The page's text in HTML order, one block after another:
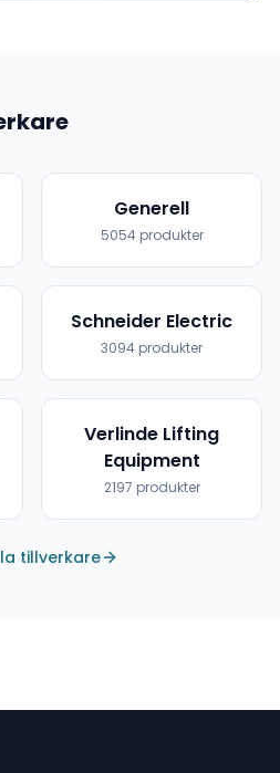
Generell
5054produkter
Schneider Electric
3094 produkter
Verlinde Lifting
Equipment
2197 produkter
tillverkare